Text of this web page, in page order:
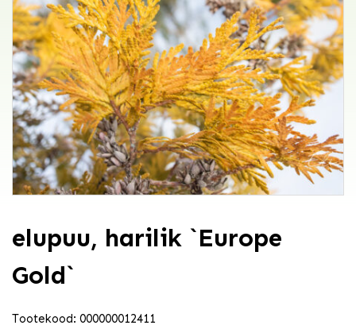
elupuu, harilik `Europe
Gold`
Tootekood: 000000012411